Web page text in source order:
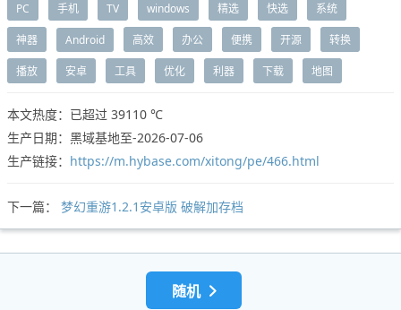
PC 手机 TV windows 精选 快选 系统
神器 Android 高效 办公 便携 开源 转换
播放 安卓 工具 优化 利器 下载 地图
本文热度：已超过 39110 ℃
生产日期：黑域基地至-2026-07-06
生产链接： https://m.hybase.com/xitong/pe/466.html
下一篇： 梦幻重游1.2.1安卓版 破解加存档
随机